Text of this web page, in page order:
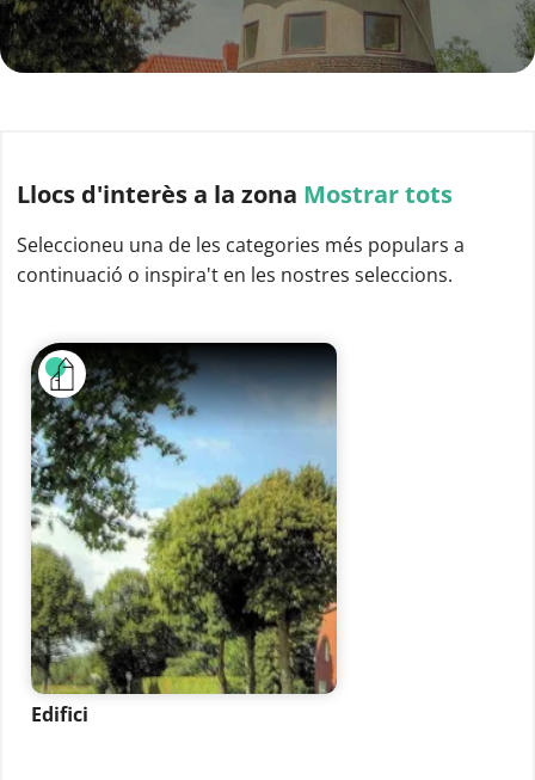
Llocs d'interèsa la zona Mostrar tots
Seleccioneu una de les categories més populars a
continuació o inspira't en les nostres seleccions.
Edifici